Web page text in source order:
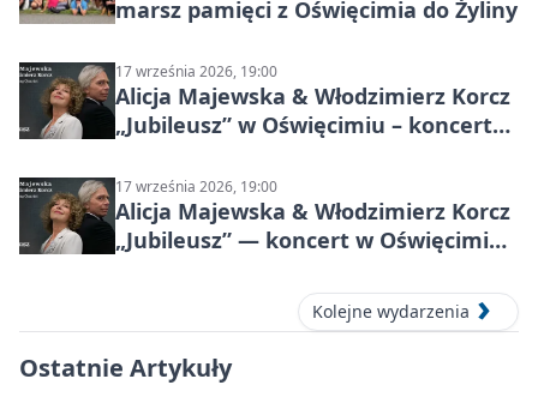
marsz pamięci z Oświęcimia do Żyliny
17 września 2026, 19:00
Alicja Majewska & Włodzimierz Korcz
„Jubileusz” w Oświęcimiu – koncert
17 września 2026, 19:00
Alicja Majewska & Włodzimierz Korcz
„Jubileusz” — koncert w Oświęcimiu,
Kolejne wydarzenia
Ostatnie Artykuły